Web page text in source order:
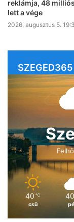
reklámja, 48
lett a vége
2026, augusztus 5.
40 ℃
csü
40